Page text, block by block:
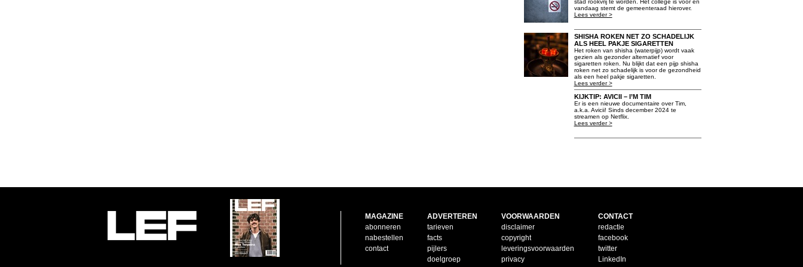
stad rookvrij te worden. Het college is voor en
vandaag stemt de gemeenteraad hierover.
Lees verder >
SHISHA ROKEN NET ZO SCHADELIJK
ALS HEEL PAKJE SIGARETTEN
Het roken van shisha (waterpijp) wordt vaak
gezien als gezonder alternatief voor
sigaretten roken. Nu blijkt dat een pijp shisha
roken net zo schadelijk is voor de gezondheid
als een heel pakje sigaretten.
Lees verder >
KIJKTIP: AVICII – I’M TIM
Er is een nieuwe documentaire over Tim,
a.k.a. Avicii! Sinds december 2024 te
streamen op Netflix.
Lees verder >
MAGAZINE
abonneren
nabestellen
contact
ADVERTEREN
tarieven
facts
pijlers
doelgroep
VOORWAARDEN
disclaimer
copyright
leveringsvoorwaarden
privacy
CONTACT
redactie
facebook
twitter
LinkedIn